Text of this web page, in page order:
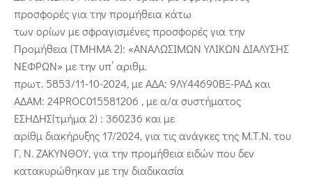
προσφορές για την προμήθεια κάτω
των ορίων με σφραγισμένες προσφορές για την
Προμήθεια (TMHMA 2): «ΑΝΑΛΩΣΙΜΩΝ ΥΛΙΚΩΝ ΔΙΑΛΥΣΗΣ
ΝΕΦΡΩΝ» με την υπ’ αριθμ.
πρωτ. 5853/11-10-2024, με ΑΔΑ: 9ΛΥ44690ΒΞ-ΡΑΔ και
ΑΔΑΜ: 24PROC015581206 , με α/α συστήματος
ΕΣΗΔΗΣ(τμήμα 2) : 360236 και με
αρίθμ διακήρυξης 17/2024, για τις ανάγκες της Μ.Τ.Ν. του
Γ. Ν. ΖΑΚΥΝΘΟΥ, για την προμήθεια ειδών που δεν
κατακυρώθηκαν με την διαδικασία